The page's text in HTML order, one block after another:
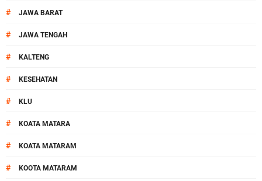
# JAWA BARAT
# JAWA TENGAH
# KALTENG
# KESEHATAN
# KLU
# KOATA MATARA
# KOATA MATARAM
# KOOTA MATARAM